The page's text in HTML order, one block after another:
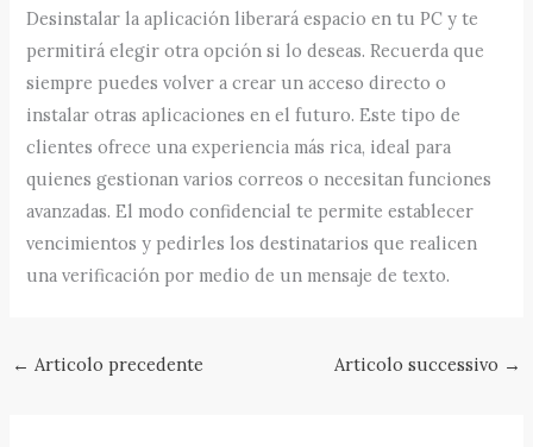
Desinstalar la aplicación liberará espacio en tu PC y te
permitirá elegir otra opción si lo deseas. Recuerda que
siempre puedes volver a crear un acceso directo o
instalar otras aplicaciones en el futuro. Este tipo de
clientes ofrece una experiencia más rica, ideal para
quienes gestionan varios correos o necesitan funciones
avanzadas. El modo confidencial te permite establecer
vencimientos y pedirles los destinatarios que realicen
una verificación por medio de un mensaje de texto.
← Articolo precedente Articolo successivo →